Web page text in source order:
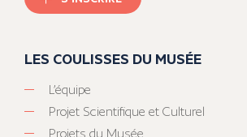
LES COULISSES DU MUSÉE
L’équipe
Projet Scientifique et Culturel
Projets du Musée